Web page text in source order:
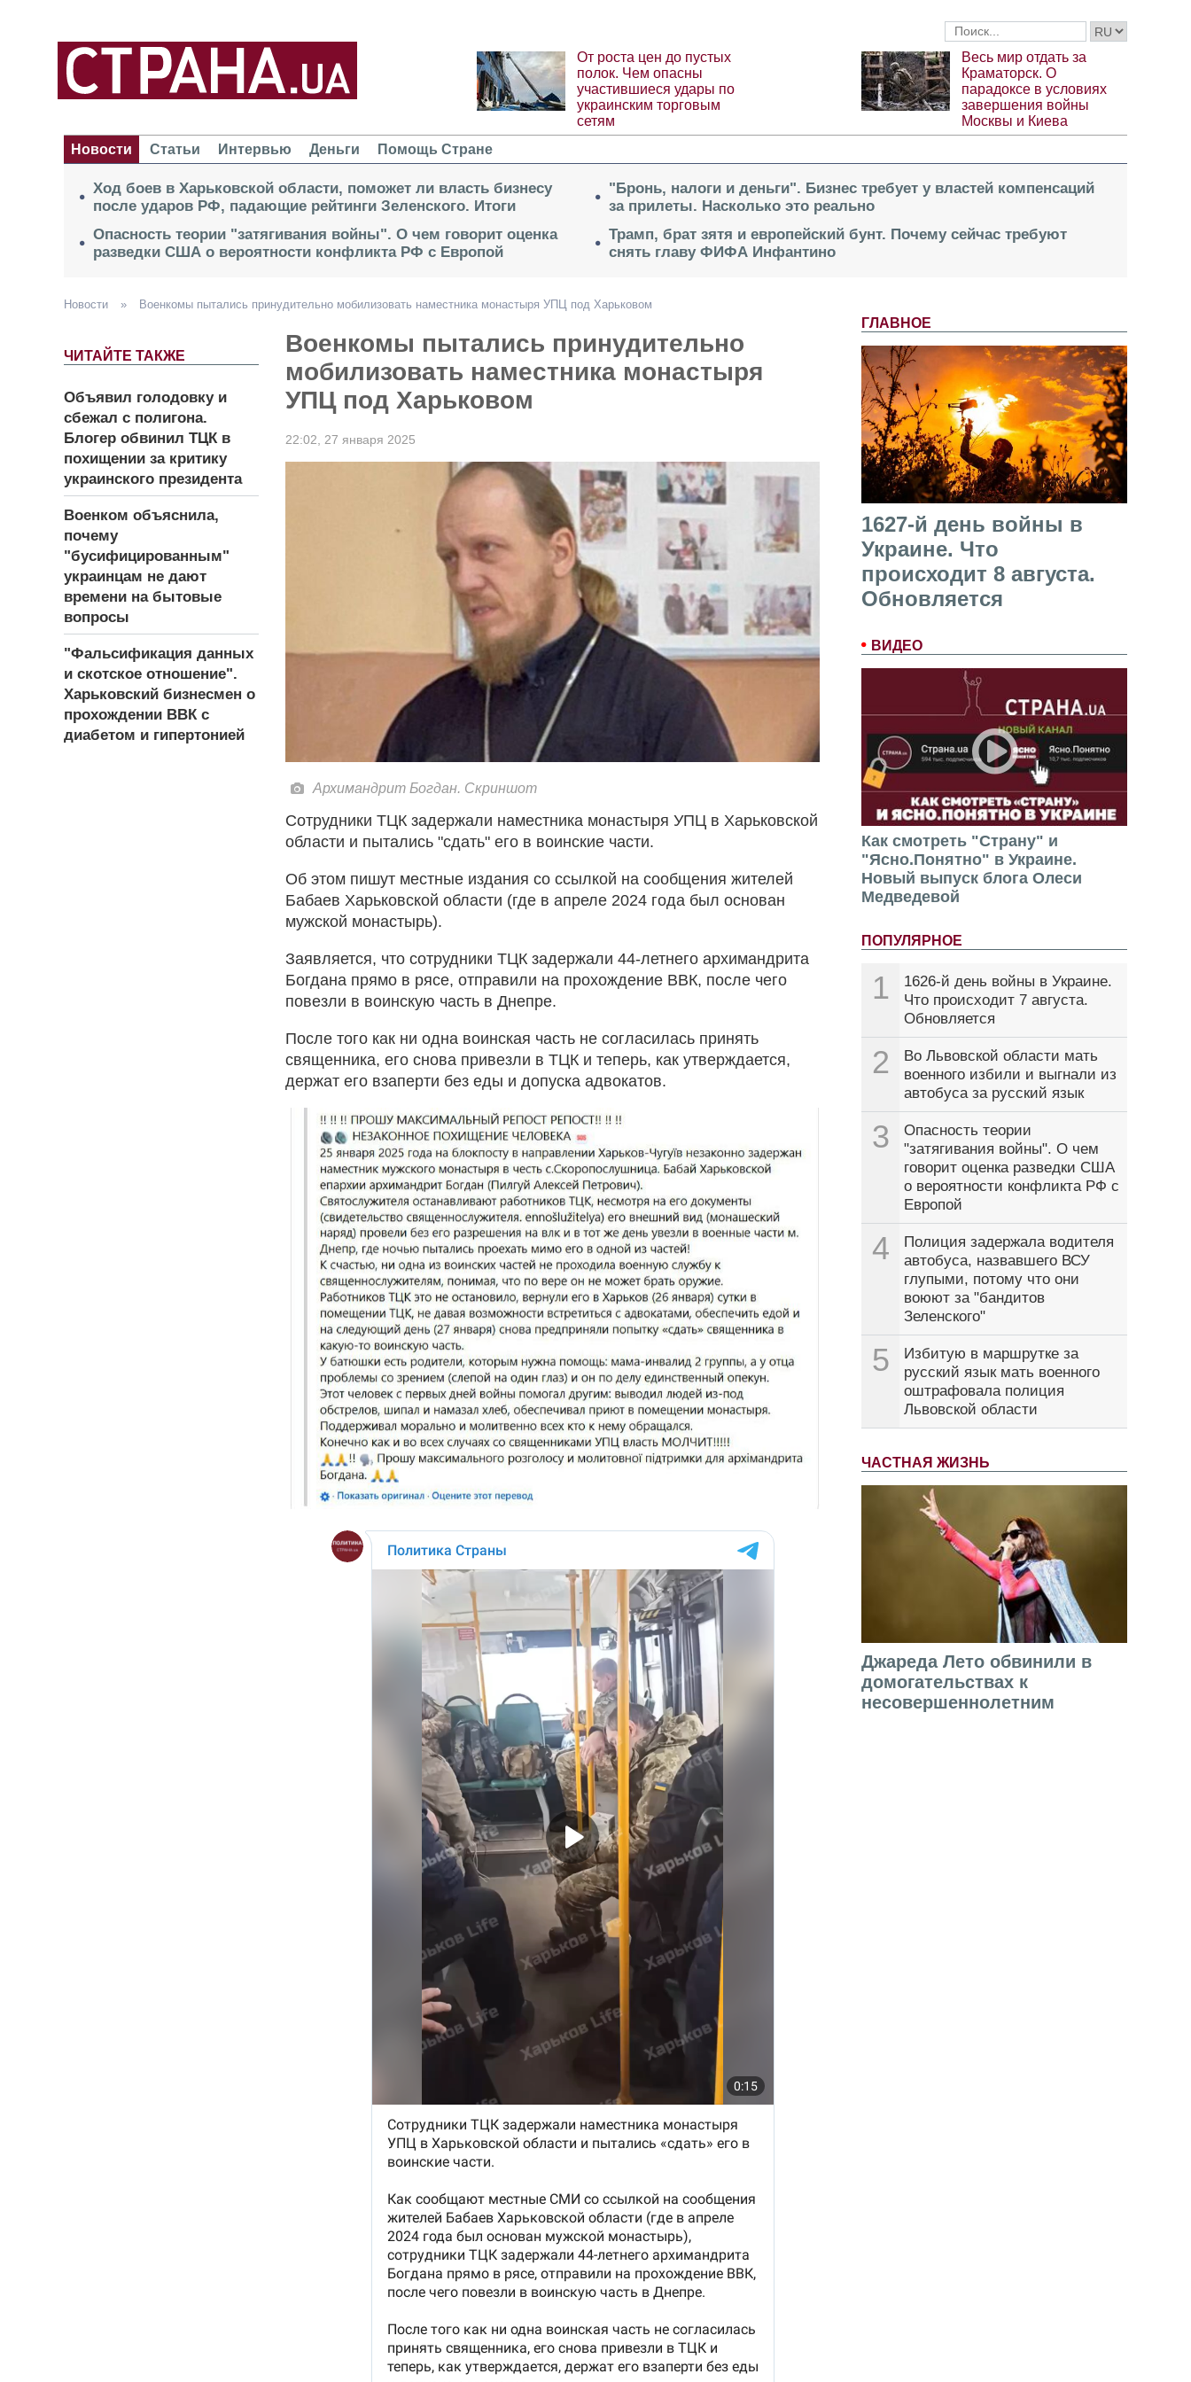
От роста цен до пустых
полок. Чем опасны
участившиеся удары по
украинским торговым
сетям
Весь мир отдать за
Краматорск. О
парадоксе в условиях
завершения войны
Москвы и Киева
Новости
Статьи Интервью Деньги Помощь Стране
Ход боев в Харьковской области, поможет ли власть бизнесу
после ударов РФ, падающие рейтинги Зеленского. Итоги
Опасность теории "затягивания войны". О чем говорит оценка
разведки США о вероятности конфликта РФ с Европой
"Бронь, налоги и деньги". Бизнес требует у властей компенсаций
за прилеты. Насколько это реально
Трамп, брат зятя и европейский бунт. Почему сейчас требуют
снять главу ФИФА Инфантино
ГЛАВНОЕ
1627-й день войны в
Украине. Что
происходит 8 августа.
Обновляется
ВИДЕО
Как смотреть "Страну" и
"Ясно.Понятно" в Украине.
Новый выпуск блога Олеси
Медведевой
ПОПУЛЯРНОЕ
1
1626-й день войны в Украине.
Что происходит 7 августа.
Обновляется
2
Во Львовской области мать
военного избили и выгнали из
автобуса за русский язык
3
Опасность теории
"затягивания войны". О чем
говорит оценка разведки США
о вероятности конфликта РФ с
Европой
4
Полиция задержала водителя
автобуса, назвавшего ВСУ
глупыми, потому что они
воюют за "бандитов
Зеленского"
5
Избитую в маршрутке за
русский язык мать военного
оштрафовала полиция
Львовской области
ЧАСТНАЯ ЖИЗНЬ
Джареда Лето обвинили в
домогательствах к
несовершеннолетним
Новости » Военкомы пытались принудительно мобилизовать наместника монастыря УПЦ под Харьковом
ЧИТАЙТЕ ТАКЖЕ
Объявил голодовку и
сбежал с полигона.
Блогер обвинил ТЦК в
похищении за критику
украинского президента
Военком объяснила,
почему
"бусифицированным"
украинцам не дают
времени на бытовые
вопросы
"Фальсификация данных
и скотское отношение".
Харьковский бизнесмен о
прохождении ВВК с
диабетом и гипертонией
Военкомы пытались принудительно
мобилизовать наместника монастыря
УПЦ под Харьковом
22:02, 27 января 2025
Архимандрит Богдан. Скриншот
Сотрудники ТЦК задержали наместника монастыря УПЦ в Харьковской
области и пытались "сдать" его в воинские части.
Об этом пишут местные издания со ссылкой на сообщения жителей
Бабаев Харьковской области (где в апреле 2024 года был основан
мужской монастырь).
Заявляется, что сотрудники ТЦК задержали 44-летнего архимандрита
Богдана прямо в рясе, отправили на прохождение ВВК, после чего
повезли в воинскую часть в Днепре.
После того как ни одна воинская часть не согласилась принять
священника, его снова привезли в ТЦК и теперь, как утверждается,
держат его взаперти без еды и допуска адвокатов.